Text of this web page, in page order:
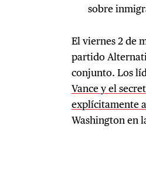
sobre
El viernes 2 de
partido
conjunto. Los
Vance y el
explícitamente
Washington en